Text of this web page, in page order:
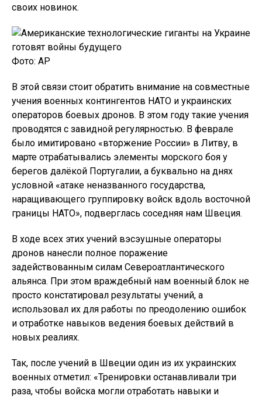
своих новинок.
Фото: AP
В этой связи стоит обратить внимание на совместные
учения военных контингентов НАТО и украинских
операторов боевых дронов. В этом году такие учения
проводятся с завидной регулярностью. В феврале
было имитировано «вторжение России» в Литву, в
марте отрабатывались элементы морского боя у
берегов далёкой Португалии, а буквально на днях
условной «атаке неназванного государства,
наращивающего группировку войск вдоль восточной
границы НАТО», подверглась соседняя нам Швеция.
В ходе всех этих учений вэсэушные операторы
дронов нанесли полное поражение
задействованным силам Североатлантического
альянса. При этом враждебный нам военный блок не
просто констатировал результаты учений, а
использовал их для работы по преодолению ошибок
и отработке навыков ведения боевых действий в
новых реалиях.
Так, после учений в Швеции один из их украинских
военных отметил: «Тренировки останавливали три
раза, чтобы войска могли отработать навыки и